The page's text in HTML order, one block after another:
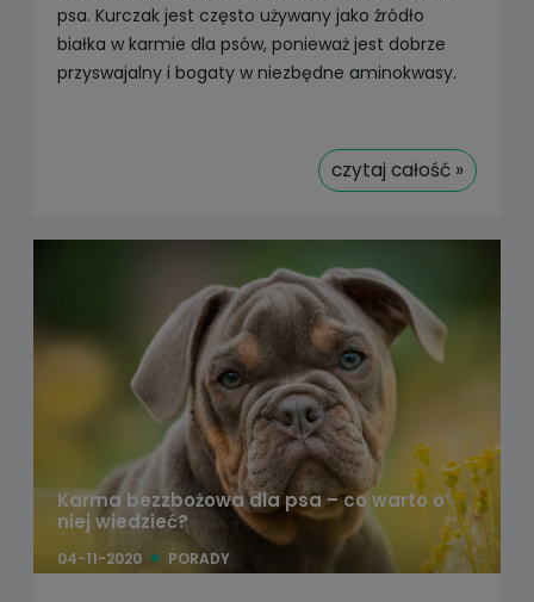
psa. Kurczak jest często używany jako źródło
białka w karmie dla psów, ponieważ jest dobrze
przyswajalny i bogaty w niezbędne aminokwasy.
czytaj całość »
Karma bezzbożowa dla psa – co warto o
niej wiedzieć?
04-11-2020 PORADY